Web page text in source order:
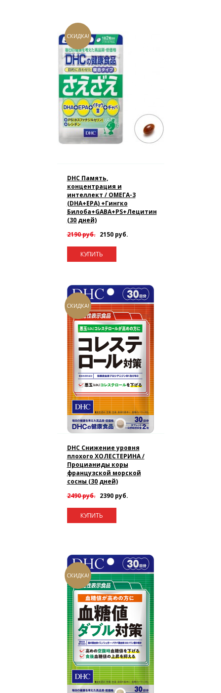
СКИДКА!
DHC Память,
концентрация и
интеллект / ОМЕГА-3
(DHA+EPA) +Гингко
Билоба+GABA+PS+Лецитин
(30 дней)
2190 руб. 2150 руб.
КУПИТЬ
СКИДКА!
DHC Снижение уровня
плохого ХОЛЕСТЕРИНА /
Процианиды коры
французской морской
сосны (30 дней)
2490 руб. 2390 руб.
КУПИТЬ
СКИДКА!